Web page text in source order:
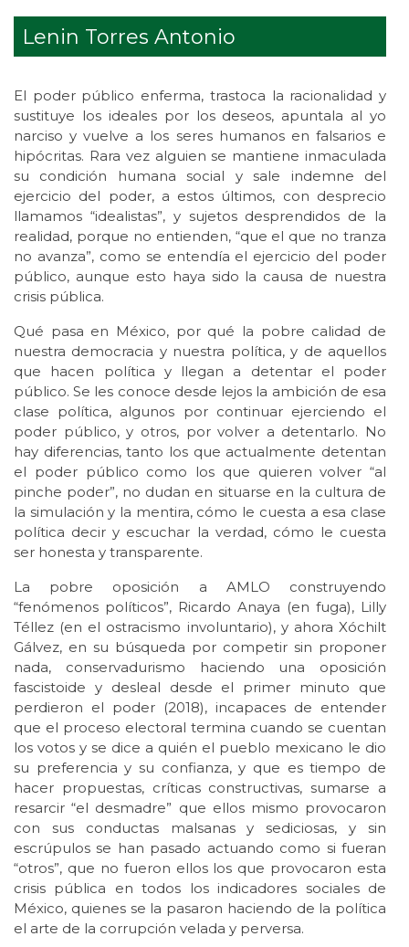
Lenin Torres Antonio
El poder público enferma, trastoca la racionalidad y
sustituye los ideales por los deseos, apuntala al yo
narciso y vuelve a los seres humanos en falsarios e
hipócritas. Rara vez alguien se mantiene inmaculada
su condición humana social y sale indemne del
ejercicio del poder, a estos últimos, con desprecio
llamamos “idealistas”, y sujetos desprendidos de la
realidad, porque no entienden, “que el que no tranza
no avanza”, como se entendía el ejercicio del poder
público, aunque esto haya sido la causa de nuestra
crisis pública.
Qué pasa en México, por qué la pobre calidad de
nuestra democracia y nuestra política, y de aquellos
que hacen política y llegan a detentar el poder
público. Se les conoce desde lejos la ambición de esa
clase política, algunos por continuar ejerciendo el
poder público, y otros, por volver a detentarlo. No
hay diferencias, tanto los que actualmente detentan
el poder público como los que quieren volver “al
pinche poder”, no dudan en situarse en la cultura de
la simulación y la mentira, cómo le cuesta a esa clase
política decir y escuchar la verdad, cómo le cuesta
ser honesta y transparente.
La pobre oposición a AMLO construyendo
“fenómenos políticos”, Ricardo Anaya (en fuga), Lilly
Téllez (en el ostracismo involuntario), y ahora Xóchilt
Gálvez, en su búsqueda por competir sin proponer
nada, conservadurismo haciendo una oposición
fascistoide y desleal desde el primer minuto que
perdieron el poder (2018), incapaces de entender
que el proceso electoral termina cuando se cuentan
los votos y se dice a quién el pueblo mexicano le dio
su preferencia y su confianza, y que es tiempo de
hacer propuestas, críticas constructivas, sumarse a
resarcir “el desmadre” que ellos mismo provocaron
con sus conductas malsanas y sediciosas, y sin
escrúpulos se han pasado actuando como si fueran
“otros”, que no fueron ellos los que provocaron esta
crisis pública en todos los indicadores sociales de
México, quienes se la pasaron haciendo de la política
el arte de la corrupción velada y perversa.